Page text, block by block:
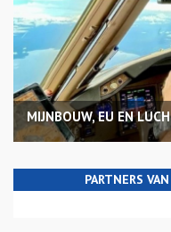
MIJNBOUW, EU EN
PARTNERS